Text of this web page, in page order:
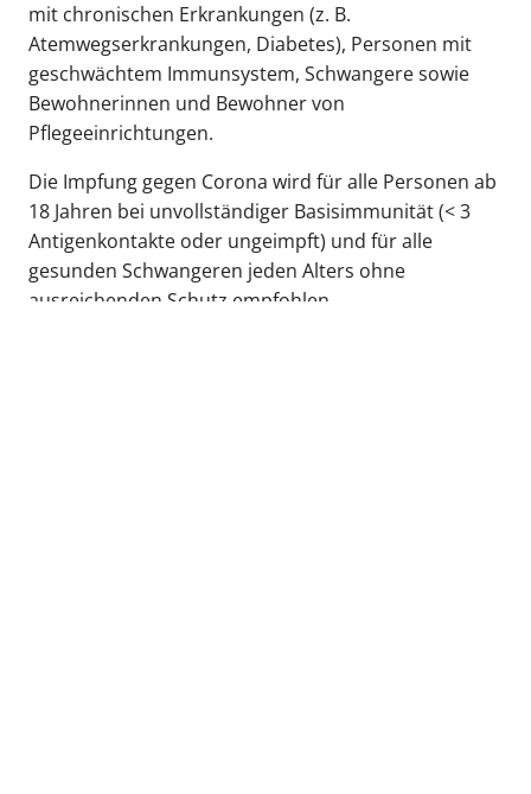
mit chronischen Erkrankungen (z. B.
Atemwegserkrankungen, Diabetes), Personen mit
geschwächtem Immunsystem, Schwangere sowie
Bewohnerinnen und Bewohner von
Pflegeeinrichtungen.
Die Impfung gegen Corona wird für alle Personen ab
18 Jahren bei unvollständiger Basisimmunität (< 3
Antigenkontakte oder ungeimpft) und für alle
gesunden Schwangeren jeden Alters ohne
ausreichenden Schutz empfohlen.